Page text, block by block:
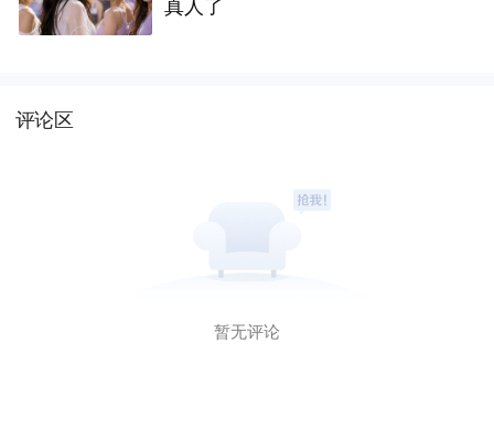
评论区
暂无评论